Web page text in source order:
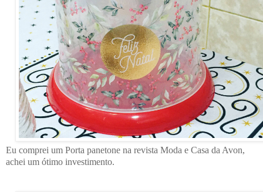
Eu comprei um Porta panetone na revista Moda e Casa da Avon,
achei um ótimo investimento.